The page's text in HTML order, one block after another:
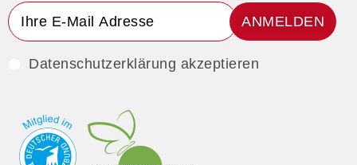
ANMELDEN
Datenschutzerklärung akzeptieren